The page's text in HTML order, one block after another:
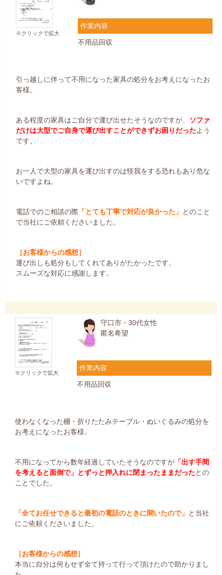
※クリックで拡大
作業内容
不用品回収
引っ越しに伴って不用になった家具の処分をお考えになったお
客様。
ある程度の家具はご自分で運び出せたそうなのですが、 ソファ
だけは大型でご自身で運び出すことができずお困りだったよう
です。
お一人で大型の家具を運び出すのは怪我をする恐れもあり危な
いですよね。
電話でのご相談の際 「とても丁寧で対応が良かった」 とのこと
で当社にご依頼くださいました。
［お客様からの感想］
運び出しも処分もしてくれてありがたかったです。
スムーズな対応に感謝します。
※クリックで拡大
守口市・30代女性
匿名希望
作業内容
不用品回収
使わなくなった棚・折りたたみテーブル・ぬいぐるみの処分を
お考えになったお客様。
不用になってから数年経過していたそうなのですが「出す手間
を考えると面倒で」とずっと押入れに閉まったままだったとの
ことでした。
「全てお任せできると最初の電話のときに聞いたので」 と当社
にご依頼くださいました。
［お客様からの感想］
本当に自分は何もせず全て持って行って頂けたので助かりまし